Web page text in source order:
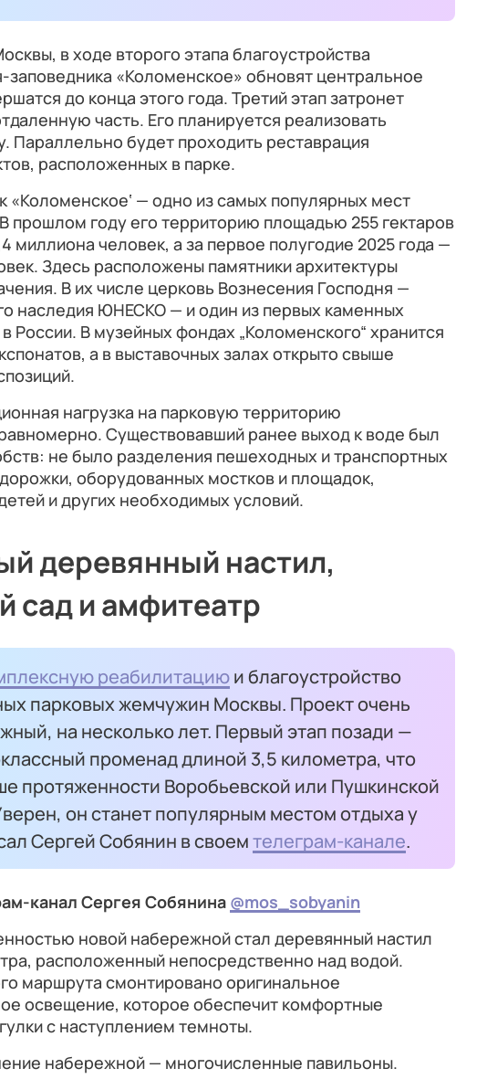
в ходе второго этапа благоустройства
заповедника «Коломенское» обновят центральное
до конца этого года. Третий этап затронет
часть. Его планируется реализовать
Параллельно будет проходить реставрация
расположенных в парке.
«Коломенское‘ — одно из самых популярных мест
прошлом году его территорию площадью 255 гектаров
миллиона человек, а за первое полугодие 2025 года —
Здесь расположены памятники архитектуры
В их числе церковь Вознесения Господня —
наследия ЮНЕСКО — и один из первых каменных
России. В музейных фондах „Коломенского“ хранится
а в выставочных залах открыто свыше
нагрузка на парковую территорию
Существовавший ранее выход к воде был
не было разделения пешеходных и транспортных
оборудованных мостков и площадок,
и других необходимых условий.
деревянный настил,
сад и амфитеатр
реабилитациюи благоустройство
парковых жемчужин Москвы. Проект очень
на несколько лет. Первый этап позади —
променад длиной 3,5 километра, что
протяженности Воробьевской или Пушкинской
он станет популярным местом отдыха у
Сергей Собянин в своемтелеграм-канале.
канал Сергея Собянина @mos_sobyanin
новой набережной стал деревянный настил
расположенный непосредственно над водой.
маршрута смонтировано оригинальное
освещение, которое обеспечит комфортные
с наступлением темноты.
набережной — многочисленные павильоны.